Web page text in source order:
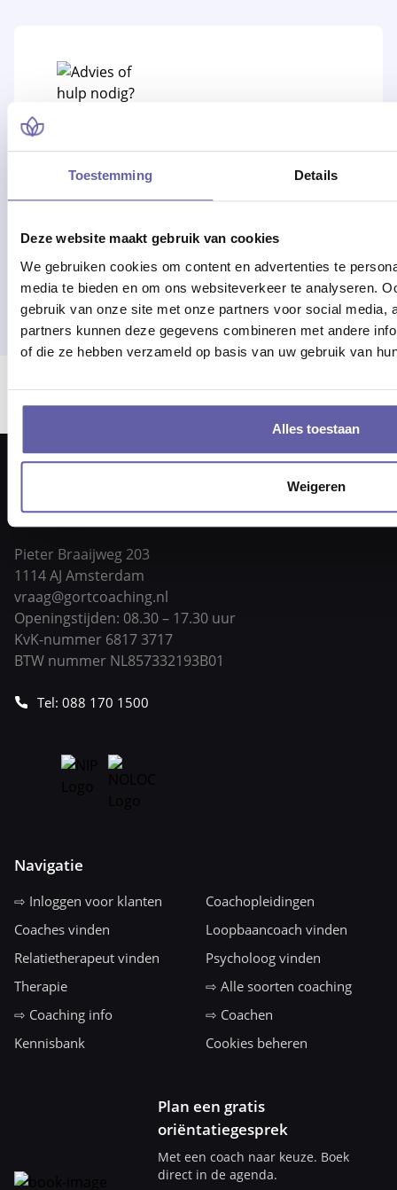
Toestemming Details
Deze website maakt gebruik van cookies
We gebruiken cookies om content en advertenties te
media te bieden en om ons websiteverkeer te analyseren.
gebruik van onze site met onze partners voor social media,
partners kunnen deze gegevens combineren met andere
of die ze hebben verzameld op basis van uw gebruik van
Alles toestaan
Weigeren
Advies of hulp nodig?
Alle werkdagen op kantooruren
Of bel 088 - 170 1500
Er ging iets mis bij het laden van locaties.
Pieter Braaijweg 203
1114 AJ Amsterdam
vraag@gortcoaching.nl
Openingstijden: 08.30 – 17.30 uur
KvK-nummer 6817 3717
BTW nummer NL857332193B01
Tel: 088 170 1500
Navigatie
⇨ Inloggen voor klanten
Coachopleidingen
Coaches vinden
Loopbaancoach vinden
Relatietherapeut vinden
Psycholoog vinden
Therapie
⇨ Alle soorten coaching
⇨ Coaching info
⇨ Coachen
Kennisbank
Cookies beheren
Plan een gratis
oriëntatiegesprek
Met een coach naar keuze. Boek
direct in de agenda.